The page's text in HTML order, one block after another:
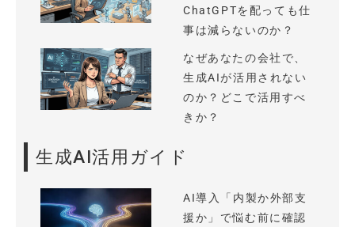
ChatGPTを配っても仕
事は減らないのか？
なぜあなたの会社で、
生成AIが活用されない
のか？どこで活用すべ
きか？
生成AI活用ガイド
AI導入「内製か外部支
援か」で悩む前に確認